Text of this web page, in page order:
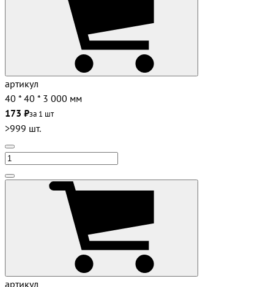
артикул
40 * 40 * 3 000 мм
173 ₽за 1 шт
>999 шт.
артикул